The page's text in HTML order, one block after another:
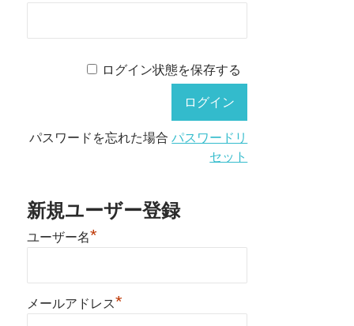
ログイン状態を保存する
パスワードを忘れた場合パスワードリ
セット
新規ユーザー登録
ユーザー名*
メールアドレス*